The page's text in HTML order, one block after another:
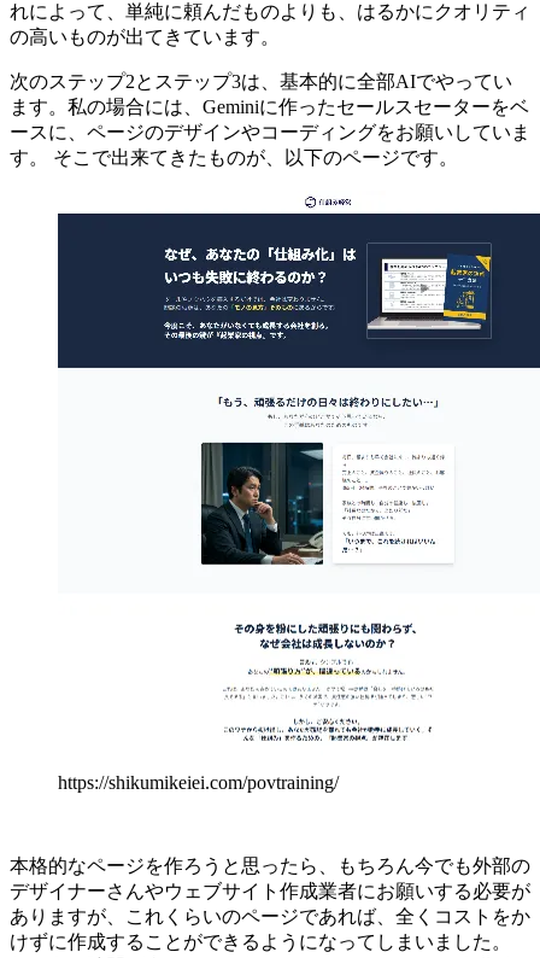
れによって、単純に頼んだものよりも、はるかにクオリティ
の高いものが出てきています。
次のステップ2とステップ3は、基本的に全部AIでやってい
ます。私の場合には、Geminiに作ったセールスセーターをベ
ースに、ページのデザインやコーディングをお願いしていま
す。 そこで出来てきたものが、以下のページです。
https://shikumikeiei.com/povtraining/
本格的なページを作ろうと思ったら、もちろん今でも外部の
デザイナーさんやウェブサイト作成業者にお願いする必要が
ありますが、これくらいのページであれば、全くコストをか
けずに作成することができるようになってしまいました。